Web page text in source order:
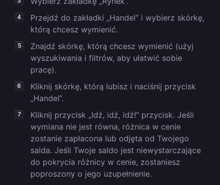
Przejdź do zakładki „Handel” i wybierz skórkę,
którą chcesz wymienić.
Znajdź skórkę, którą chcesz wymienić (użyj
wyszukiwania i filtrów, aby ułatwić sobie
pracę).
Kliknij skórkę, którą lubisz i naciśnij przycisk
„Handel”.
Kliknij przycisk „Idź, idź, idź!” przycisk. Jeśli
wymiana nie jest równa, różnica w cenie
zostanie zapłacona lub odjęta od Twojego
salda. Jeśli Twoje saldo jest niewystarczające
do pokrycia różnicy w cenie, zostaniesz
poproszony o jego uzupełnienie.